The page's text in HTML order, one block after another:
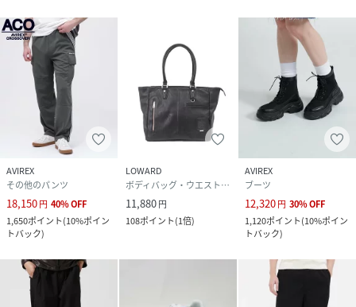
AVIREX
その他のパンツ
18,150円 40%OFF
1,650ポイント(10%ポイン
トバック)
LOWARD
ボディバッグ・ウエストポーチ
11,880円
108ポイント(1倍)
AVIREX
ブーツ
12,320円 30%OFF
1,120ポイント(10%ポイン
トバック)